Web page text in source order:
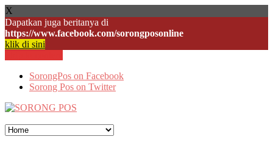
X
Dapatkan juga beritanya di
https://www.facebook.com/sorongposonline
klik di sini
SorongPos on Facebook
Sorong Pos on Twitter